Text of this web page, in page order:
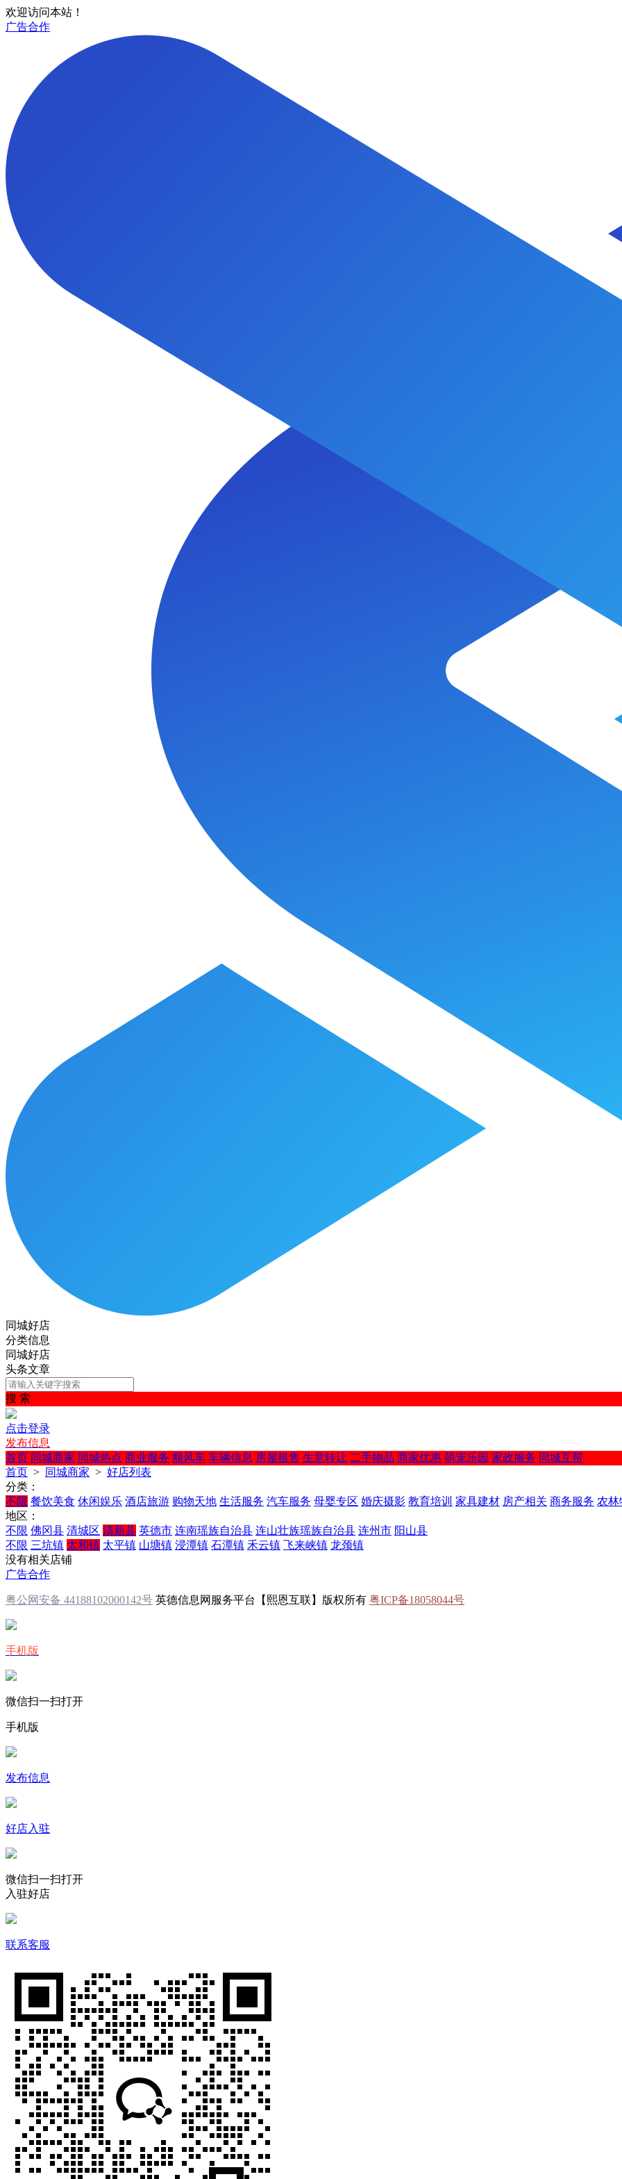
欢迎访问本站！
广告合作
同城好店
分类信息
同城好店
头条文章
搜 索
点击登录
发布信息
首页 同城商家 同城热点 商业服务 顺风车 车辆信息 房屋租售 生意转让 二手物品 商家优惠 萌宠乐园 家政服务 同城互帮
首页 > 同城商家 > 好店列表
分类：
不限 餐饮美食 休闲娱乐 酒店旅游 购物天地 生活服务 汽车服务 母婴专区 婚庆摄影 教育培训 家具建材 房产相关 商务服务 农林
地区：
不限 佛冈县 清城区 清新县 英德市 连南瑶族自治县 连山壮族瑶族自治县 连州市 阳山县
不限 三坑镇 太和镇 太平镇 山塘镇 浸潭镇 石潭镇 禾云镇 飞来峡镇 龙颈镇
没有相关店铺
广告合作
粤公网安备 44188102000142号 英德信息网服务平台【熙恩互联】版权所有 粤ICP备18058044号
手机版
微信扫一扫打开
手机版
发布信息
好店入驻
微信扫一扫打开
入驻好店
联系客服